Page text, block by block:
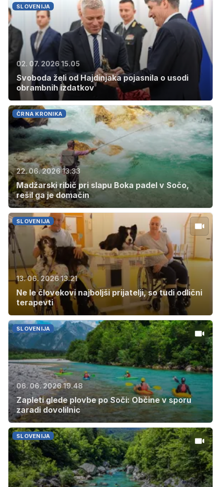
SLOVENIJA
02. 07. 2026 15.05
Svoboda želi od Hajdinjaka pojasnila o usodi
obrambnih izdatkov
ČRNA KRONIKA
22. 06. 2026 13.33
Madžarski ribič pri slapu Boka padel v Sočo,
rešil ga je domačin
SLOVENIJA
13. 06. 2026 13.21
Ne le človekovi najboljši prijatelji, so tudi odlični
terapevti
SLOVENIJA
06. 06. 2026 19.48
Zapleti glede plovbe po Soči: Občine v sporu
zaradi dovolilnic
SLOVENIJA